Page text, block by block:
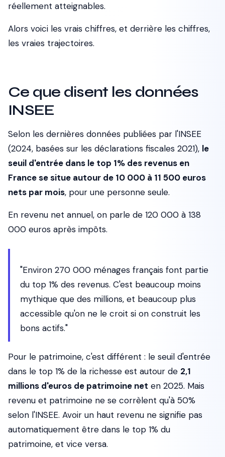
réellement atteignables.
Alors voici les vrais chiffres, et derrière les chiffres,
les vraies trajectoires.
Ce que disent les données
INSEE
Selon les dernières données publiées par l'INSEE
(2024, basées sur les déclarations fiscales 2021), le
seuil d'entrée dans le top 1% des revenus en
France se situe autour de 10 000 à 11 500 euros
nets par mois, pour une personne seule.
En revenu net annuel, on parle de 120 000 à 138
000 euros après impôts.
"Environ 270 000 ménages français font partie
du top 1% des revenus. C'est beaucoup moins
mythique que des millions, et beaucoup plus
accessible qu'on ne le croit si on construit les
bons actifs."
Pour le patrimoine, c'est différent : le seuil d'entrée
dans le top 1% de la richesse est autour de 2,1
millions d'euros de patrimoine net en 2025. Mais
revenu et patrimoine ne se corrèlent qu'à 50%
selon l'INSEE. Avoir un haut revenu ne signifie pas
automatiquement être dans le top 1% du
patrimoine, et vice versa.